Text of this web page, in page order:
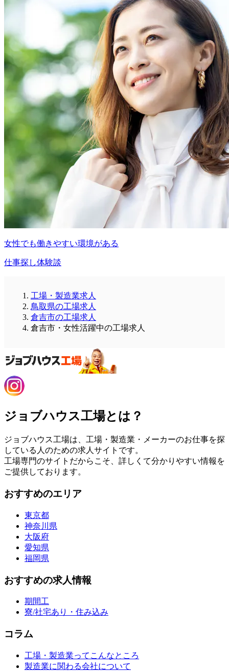
女性でも働きやすい環境がある
仕事探し体験談
工場・製造業求人
鳥取県の工場求人
倉吉市の工場求人
倉吉市・女性活躍中の工場求人
ジョブハウス工場とは？
ジョブハウス工場は、工場・製造業・メーカーのお仕事を探
している人のための求人サイトです。
工場専門のサイトだからこそ、詳しくて分かりやすい情報を
ご提供しております。
おすすめのエリア
東京都
神奈川県
大阪府
愛知県
福岡県
おすすめの求人情報
期間工
寮/社宅あり・住み込み
コラム
工場・製造業ってこんなところ
製造業に関わる会社について